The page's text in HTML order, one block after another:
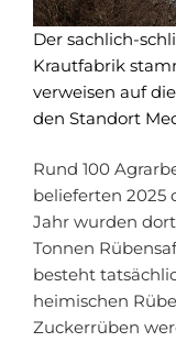
Der sachlich-
Krautfabrik
verweisen auf
den Standort
Rund 100
belieferten 2025
Jahr wurden
Tonnen
besteht
heimischen
Zuckerrüben